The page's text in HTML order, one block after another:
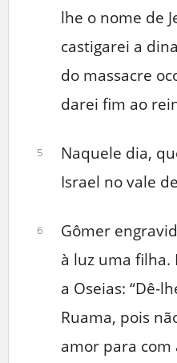
lhe o nome de
castigarei a
do massacre
darei fim ao
5
Naquele dia,
Israel no vale
6
Gômer
à luz uma filha.
a Oseias: “Dê-
Ruama, pois
amor para com